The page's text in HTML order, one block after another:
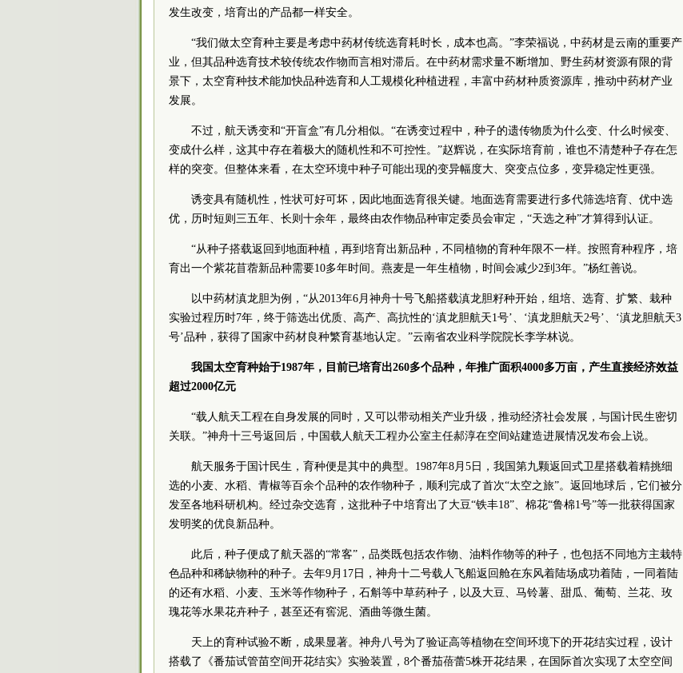
发生改变，培育出的产品都一样安全。
“我们做太空育种主要是考虑中药材传统选育耗时长，成本也高。”李荣福说，中药材是云南的重要产
业，但其品种选育技术较传统农作物而言相对滞后。在中药材需求量不断增加、野生药材资源有限的背
景下，太空育种技术能加快品种选育和人工规模化种植进程，丰富中药材种质资源库，推动中药材产业
发展。
不过，航天诱变和“开盲盒”有几分相似。“在诱变过程中，种子的遗传物质为什么变、什么时候变、
变成什么样，这其中存在着极大的随机性和不可控性。”赵辉说，在实际培育前，谁也不清楚种子存在怎
样的突变。但整体来看，在太空环境中种子可能出现的变异幅度大、突变点位多，变异稳定性更强。
诱变具有随机性，性状可好可坏，因此地面选育很关键。地面选育需要进行多代筛选培育、优中选
优，历时短则三五年、长则十余年，最终由农作物品种审定委员会审定，“天选之种”才算得到认证。
“从种子搭载返回到地面种植，再到培育出新品种，不同植物的育种年限不一样。按照育种程序，培
育出一个紫花苜蓿新品种需要10多年时间。燕麦是一年生植物，时间会减少2到3年。”杨红善说。
以中药材滇龙胆为例，“从2013年6月神舟十号飞船搭载滇龙胆籽种开始，组培、选育、扩繁、栽种
实验过程历时7年，终于筛选出优质、高产、高抗性的‘滇龙胆航天1号’、‘滇龙胆航天2号’、‘滇龙胆航天3
号’品种，获得了国家中药材良种繁育基地认定。”云南省农业科学院院长李学林说。
我国太空育种始于1987年，目前已培育出260多个品种，年推广面积4000多万亩，产生直接经济效益
超过2000亿元
“载人航天工程在自身发展的同时，又可以带动相关产业升级，推动经济社会发展，与国计民生密切
关联。”神舟十三号返回后，中国载人航天工程办公室主任郝淳在空间站建造进展情况发布会上说。
航天服务于国计民生，育种便是其中的典型。1987年8月5日，我国第九颗返回式卫星搭载着精挑细
选的小麦、水稻、青椒等百余个品种的农作物种子，顺利完成了首次“太空之旅”。返回地球后，它们被分
发至各地科研机构。经过杂交选育，这批种子中培育出了大豆“铁丰18”、棉花“鲁棉1号”等一批获得国家
发明奖的优良新品种。
此后，种子便成了航天器的“常客”，品类既包括农作物、油料作物等的种子，也包括不同地方主栽特
色品种和稀缺物种的种子。去年9月17日，神舟十二号载人飞船返回舱在东风着陆场成功着陆，一同着陆
的还有水稻、小麦、玉米等作物种子，石斛等中草药种子，以及大豆、马铃薯、甜瓜、葡萄、兰花、玫
瑰花等水果花卉种子，甚至还有窖泥、酒曲等微生菌。
天上的育种试验不断，成果显著。神舟八号为了验证高等植物在空间环境下的开花结实过程，设计
搭载了《番茄试管苗空间开花结实》实验装置，8个番茄蓓蕾5株开花结果，在国际首次实现了太空空间